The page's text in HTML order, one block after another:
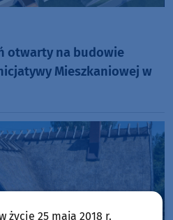
otwarty na budowie
Mieszkaniowej w
życie 25 maja 2018 r.